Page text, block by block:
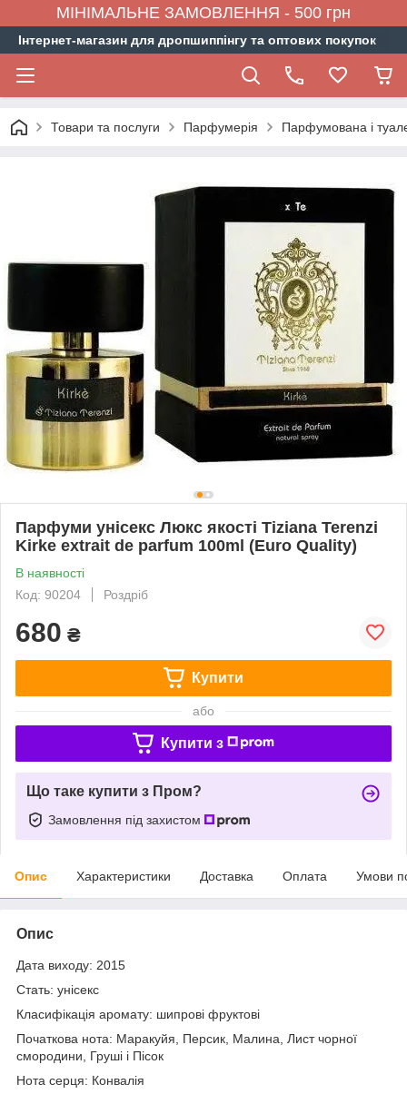
МІНІМАЛЬНЕ ЗАМОВЛЕННЯ - 500 грн
Інтернет-магазин для дропшиппінгу та оптових покупок
Товари та послуги Парфумерія Парфумована і
Парфуми унісекс Люкс якості Tiziana Terenzi
Kirke extrait de parfum 100ml (Euro Quality)
В наявності
Код: 90204
Роздріб
680 ₴
Купити
або
Купити з
Що таке купити з Пром?
Замовлення під захистом
Опис Характеристики Доставка Оплата Умови
Опис
Дата виходу: 2015
Стать: унісекс
Класифікація аромату: шипрові фруктові
Початкова нота: Маракуйя, Персик, Малина, Лист чорної
смородини, Груші і Пісок
Нота серця: Конвалія